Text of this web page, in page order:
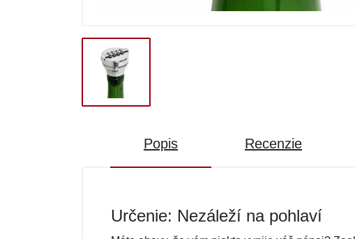
Popis Recenzie
Určenie: Nezáleží na pohlaví